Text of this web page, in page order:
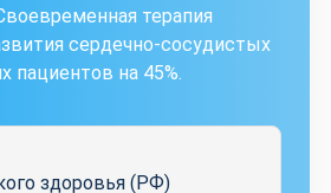
терапия
сердечно-сосудистых
пациентов на 45%.
здоровья (РФ)